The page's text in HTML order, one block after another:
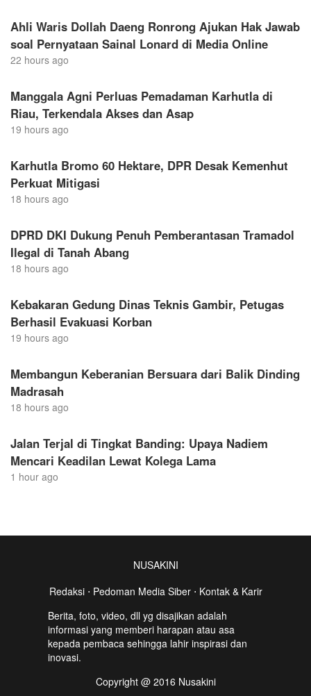
Ahli Waris Dollah Daeng Ronrong Ajukan Hak Jawab
soal Pernyataan Sainal Lonard di Media Online
22 hours ago
Manggala Agni Perluas Pemadaman Karhutla di
Riau, Terkendala Akses dan Asap
19 hours ago
Karhutla Bromo 60 Hektare, DPR Desak Kemenhut
Perkuat Mitigasi
18 hours ago
DPRD DKI Dukung Penuh Pemberantasan Tramadol
Ilegal di Tanah Abang
18 hours ago
Kebakaran Gedung Dinas Teknis Gambir, Petugas
Berhasil Evakuasi Korban
19 hours ago
Membangun Keberanian Bersuara dari Balik Dinding
Madrasah
18 hours ago
Jalan Terjal di Tingkat Banding: Upaya Nadiem
Mencari Keadilan Lewat Kolega Lama
1 hour ago
NUSAKINI
Redaksi⋅ Pedoman Media Siber⋅ Kontak & Karir
Berita, foto, video, dll yg disajikan adalah
informasi yang memberi harapan atau asa
kepada pembaca sehingga lahir inspirasi dan
inovasi.
Copyright @ 2016 Nusakini